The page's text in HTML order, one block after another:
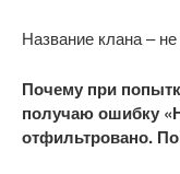
Название клана –
Почему при
получаю ошибку
отфильтровано.